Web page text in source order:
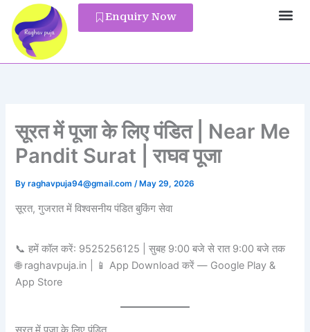
content
Enquiry Now
सूरत में पूजा के लिए पंडित | Near Me
Pandit Surat | राघव पूजा
Byraghavpuja94@gmail.com/ May 29, 2026
सूरत, गुजरात में विश्वसनीय पंडित बुकिंग सेवा
📞 हमें कॉल करें: 9525256125 | सुबह 9:00 बजे से रात 9:00 बजे तक
🌐 raghavpuja.in | 📱 App Download करें — Google Play &
App Store